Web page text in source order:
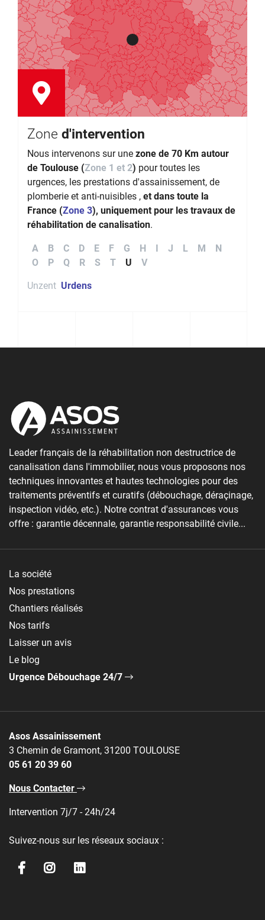
Zone d'intervention
Nous intervenons sur une zone de 70 Km autour
de Toulouse (Zone 1 et 2) pour toutes les
urgences, les prestations d'assainissement, de
plomberie et anti-nuisibles , et dans toute la
France (Zone 3), uniquement pour les travaux de
réhabilitation de canalisation.
A B C D E F G H I J L M
N
O
P Q R S T U V
Unzent Urdens
Leader français de la réhabilitation non destructrice de
canalisation dans l'immobilier, nous vous proposons nos
techniques innovantes et hautes technologies pour des
traitements préventifs et curatifs (débouchage, déraçinage,
inspection vidéo, etc.). Notre contrat d'assurances vous
offre : garantie décennale, garantie responsabilité civile...
La société
Nos prestations
Chantiers réalisés
Nos tarifs
Laisser un avis
Le blog
Urgence Débouchage 24/7
Asos Assainissement
3 Chemin de Gramont, 31200 TOULOUSE
05 61 20 39 60
Nous Contacter
Intervention 7j/7 - 24h/24
Suivez-nous sur les réseaux sociaux :